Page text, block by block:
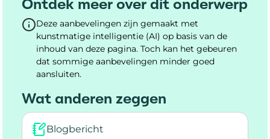
Ontdek meer over dit onderwerp
Deze aanbevelingen zijn gemaakt met
kunstmatige intelligentie (AI) op basis van de
inhoud van deze pagina. Toch kan het gebeuren
dat sommige aanbevelingen minder goed
aansluiten.
Wat anderen zeggen
Blogbericht